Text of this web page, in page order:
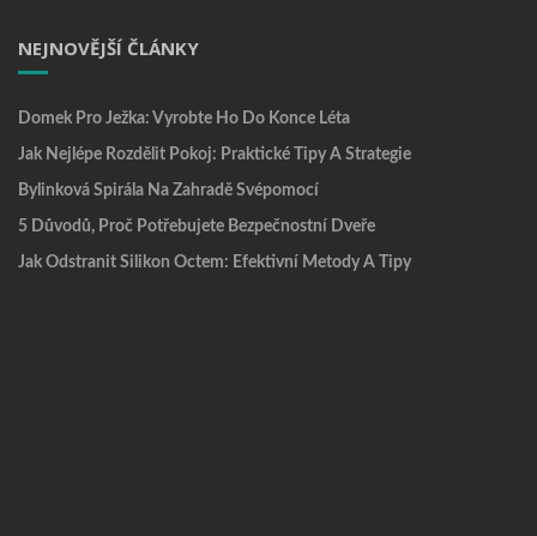
NEJNOVĚJŠÍ ČLÁNKY
Domek Pro Ježka: Vyrobte Ho Do Konce Léta
Jak Nejlépe Rozdělit Pokoj: Praktické Tipy A Strategie
Bylinková Spirála Na Zahradě Svépomocí
5 Důvodů, Proč Potřebujete Bezpečnostní Dveře
Jak Odstranit Silikon Octem: Efektivní Metody A Tipy